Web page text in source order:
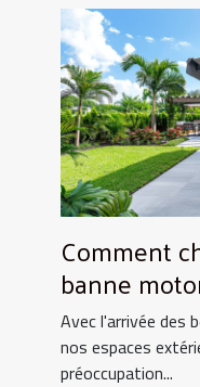
Comment
banne
pour votre
Avec l'arrivée des
nos espaces
préoccupation...